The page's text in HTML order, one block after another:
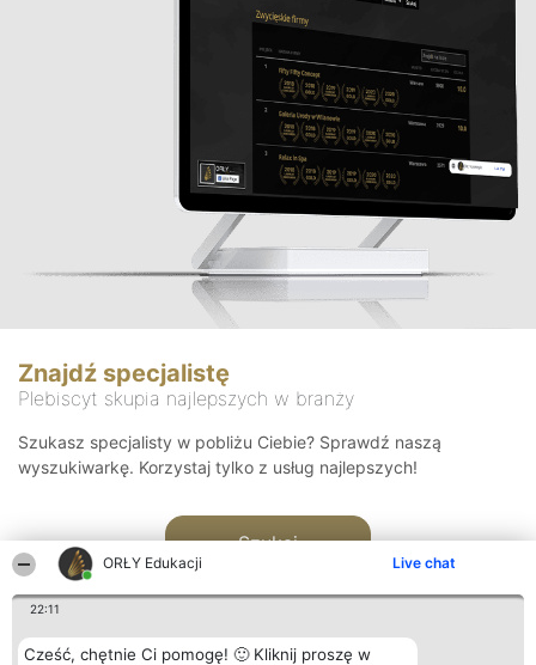
ORŁY Edukacji Live chat
22:11
Cześć, chętnie Ci pomogę! 🙂 Kliknij proszę w
Znajdź specjalistę
Plebiscyt skupia najlepszych w branży
Szukasz specjalisty w pobliżu Ciebie? Sprawdź naszą
wyszukiwarkę. Korzystaj tylko z usług najlepszych!
Szukaj